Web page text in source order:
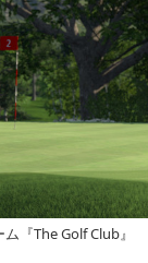
『The Golf Club』